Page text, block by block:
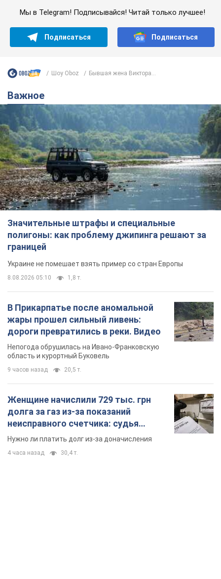
Мы в Telegram! Подписывайся! Читай только лучшее!
Подписаться Подписаться
Шоу Oboz Бывшая жена Виктора...
Важное
Значительные штрафы и специальные
полигоны: как проблему джипинга решают за
границей
Украине не помешает взять пример со стран Европы
8.08.2026 05:10 1,8 т.
В Прикарпатье после аномальной
жары прошел сильный ливень:
дороги превратились в реки. Видео
Непогода обрушилась на Ивано-Франковскую
область и курортный Буковель
9 часов назад 20,5 т.
Женщине начислили 729 тыс. грн
долга за газ из-за показаний
неисправного счетчика: судья
вынес неожиданное решение
Нужно ли платить долг из-за доначисления
4 часа назад 30,4 т.